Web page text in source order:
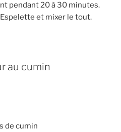
pendant 20 à 30 minutes.
et mixer le tout.
au cumin
de cumin